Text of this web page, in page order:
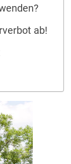
ab!